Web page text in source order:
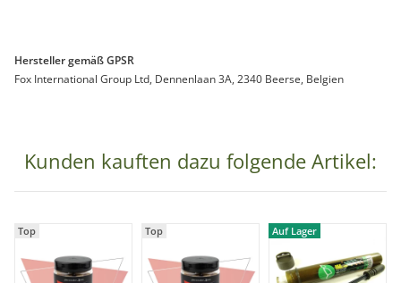
Hersteller gemäß GPSR
Fox International Group Ltd, Dennenlaan 3A, 2340 Beerse, Belgien
Kunden kauften dazu folgende Artikel:
Top Top Auf Lager